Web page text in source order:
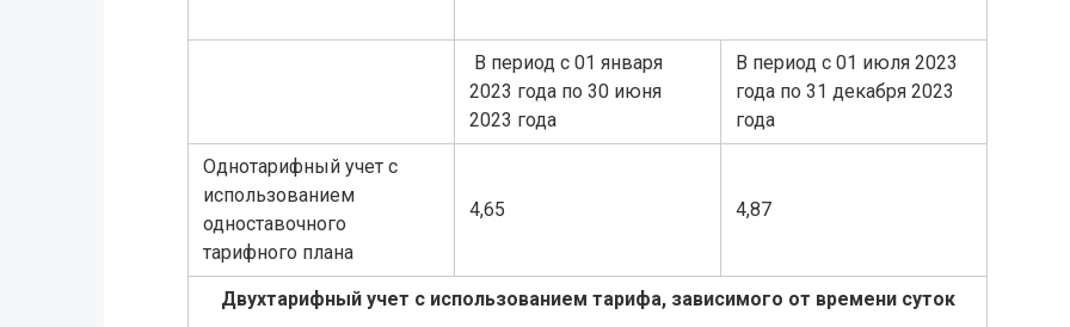
В период с 01 января
2023 года по 30 июня
2023 года
В период с 01 июля 2023
года по 31 декабря 2023
года
Однотарифный учет с
использованием
одноставочного
тарифного плана
4,65 4,87
Двухтарифный учет с использованием тарифа, зависимого от времени суток